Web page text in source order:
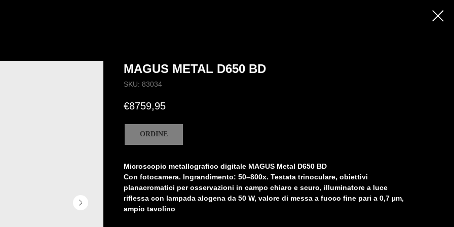
MAGUS METAL D650 BD
SKU: 83034
€8759,95
ORDINE
Microscopio metallografico digitale MAGUS Metal D650 BD
Con fotocamera. Ingrandimento: 50–800х. Testata trinoculare, obiettivi
planacromatici per osservazioni in campo chiaro e scuro, illuminatore a luce
riflessa con lampada alogena da 50 W, valore di messa a fuoco fine pari a 0,7 µm,
ampio tavolino